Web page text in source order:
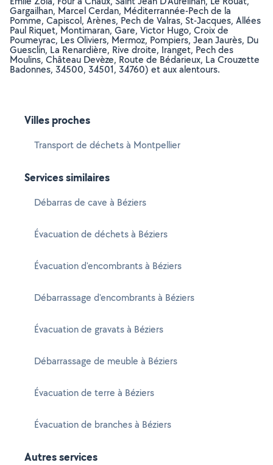
Gargailhan, Marcel Cerdan, Méditerrannée-Pech de la
Pomme, Capiscol, Arènes, Pech de Valras, St-Jacques, Allées
Paul Riquet, Montimaran, Gare, Victor Hugo, Croix de
Poumeyrac, Les Oliviers, Mermoz, Pompiers, Jean Jaurès, Du
Guesclin, La Renardière, Rive droite, Iranget, Pech des
Moulins, Château Devèze, Route de Bédarieux, La Crouzette
Badonnes, 34500, 34501, 34760) et aux alentours.
Villes proches
Transport de déchets à Montpellier
Services similaires
Débarras de cave à Béziers
Évacuation de déchets à Béziers
Évacuation d'encombrants à Béziers
Débarrassage d'encombrants à Béziers
Évacuation de gravats à Béziers
Débarrassage de meuble à Béziers
Évacuation de terre à Béziers
Évacuation de branches à Béziers
Autres services